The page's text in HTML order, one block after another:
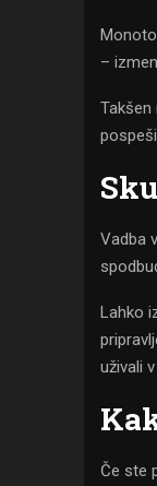
–
Vadba
Lahko
uživali
Če ste